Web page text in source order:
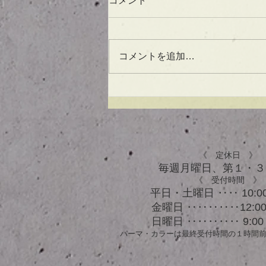
バスオイル★
コメントを追加…
《 定休日 》
毎週月曜日、​第１・
《 受付時間 》
平日・土曜日 ‥‥
金曜日
日曜日 ‥‥‥‥‥
パーマ・カラーは最終受付時間の１時間